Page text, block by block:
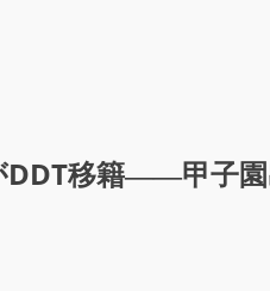
DDT移籍――甲子